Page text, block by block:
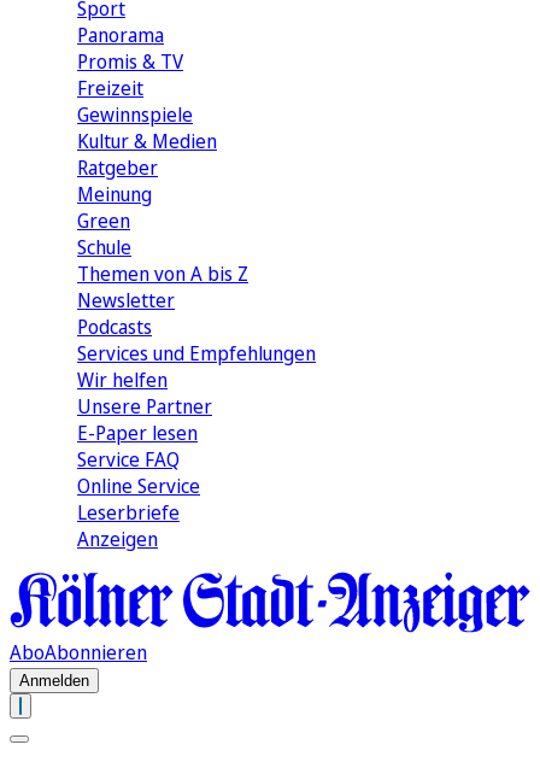
Sport
Panorama
Promis & TV
Freizeit
Gewinnspiele
Kultur & Medien
Ratgeber
Meinung
Green
Schule
Themen von A bis Z
Newsletter
Podcasts
Services und Empfehlungen
Wir helfen
Unsere Partner
E-Paper lesen
Service FAQ
Online Service
Leserbriefe
Anzeigen
AboAbonnieren
Anmelden